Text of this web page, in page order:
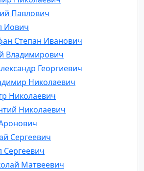
Павлович
Иович
Степан Иванович
Владимирович
Георгиевич
Николаевич
Николаевич
Николаевич
Сергеевич
Матвеевич